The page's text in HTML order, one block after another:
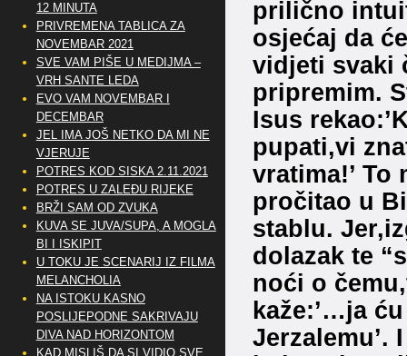
prilično
osjećaj da
vidjeti svaki
pripremim.
Isus
pupati,vi
vratima!’ To
pročitao u
stablu.
dolazak te
noći o
kaže:’…ja
Jerzalemu’.
12 MINUTA
PRIVREMENA TABLICA ZA
NOVEMBAR 2021
SVE VAM PIŠE U MEDIJMA –
VRH SANTE LEDA
EVO VAM NOVEMBAR I
DECEMBAR
JEL IMA JOŠ NETKO DA MI NE
VJERUJE
POTRES KOD SISKA 2.11.2021
POTRES U ZALEĐU RIJEKE
BRŽI SAM OD ZVUKA
KUVA SE JUVA/SUPA, A MOGLA
BI I ISKIPIT
U TOKU JE SCENARIJ IZ FILMA
MELANCHOLIA
NA ISTOKU KASNO
POSLIJEPODNE SAKRIVAJU
DIVA NAD HORIZONTOM
KAD MISLIŠ DA SI VIDIO SVE